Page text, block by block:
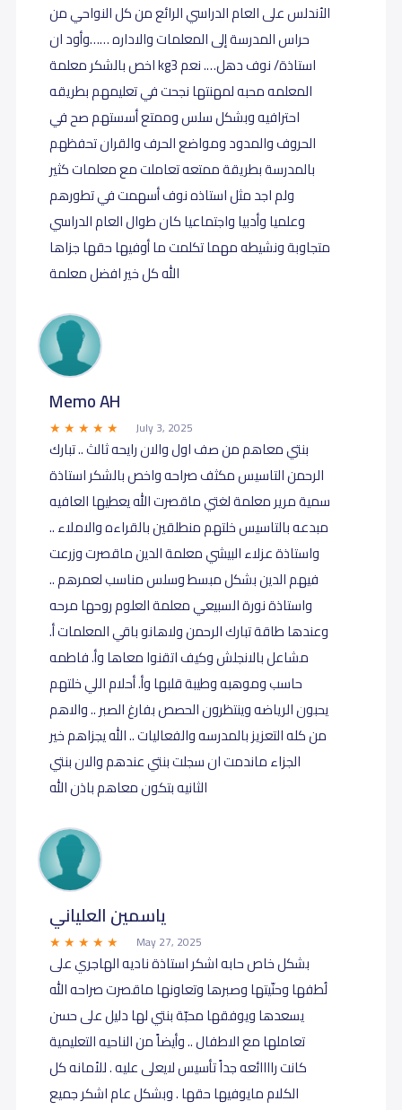
الأندلس على العام الدراسي الرائع من كل النواحي من
حراس المدرسة إلى المعلمات والاداره ……وأود ان
اخص بالشكر معلمة kg3 استاذة/ نوف دهل…. نعم
المعلمه محبه لمهنتها نجحت في تعليمهم بطريقه
احترافيه وبشكل سلس وممتع أسستهم صح في
الحروف والمدود ومواضع الحرف والقران تحفظهم
بالمدرسة بطريقة ممتعه تعاملت مع معلمات كثير
ولم اجد مثل استاذه نوف أسهمت في تطورهم
وعلميا وأدبيا واجتماعيا كان طوال العام الدراسي
متجاوبة ونشيطه مهما تكلمت ما أوفيها حقها جزاها
الله كل خير افضل معلمة
Memo AH
July 3, 2025
بنتي معاهم من صف اول والان رايحه ثالث .. تبارك
الرحمن التاسيس مكثف صراحه واخص بالشكر استاذة
سمية مرير معلمة لغتي ماقصرت الله يعطيها العافيه
مبدعه بالتاسيس خلتهم منطلقين بالقراءه والاملاء ..
واستاذة عزلاء البيشي معلمة الدين ماقصرت وزرعت
فيهم الدين بشكل مبسط وسلس مناسب لعمرهم ..
واستاذة نورة السبيعي معلمة العلوم روحها مرحه
وعندها طاقة تبارك الرحمن ولاهانو باقي المعلمات أ.
مشاعل بالانجلش وكيف اتقنوا معاها وأ. فاطمه
حاسب وموهبه وطيبة قلبها وأ. أحلام اللي خلتهم
يحبون الرياضه وينتظرون الحصص بفارغ الصبر .. والاهم
من كله التعزيز بالمدرسه والفعاليات .. الله يجزاهم خير
الجزاء ماندمت ان سجلت بنتي عندهم والان بنتي
الثانيه بتكون معاهم باذن الله
ياسمين العلياني
May 27, 2025
بشكل خاص حابه اشكر استاذة ناديه الهاجري على
لُطفها وحنّيتها وصبرها وتعاونها ماقصرت صراحه الله
يسعدها ويوفقها محبّة بنتي لها دليل على حسن
تعاملها مع الاطفال .. وأيضاً من الناحيه التعليمية
كانت راااائعه جداً تأسيس لايعلى عليه . للأمانه كل
الكلام مايوفيها حقها . وبشكل عام اشكر جميع